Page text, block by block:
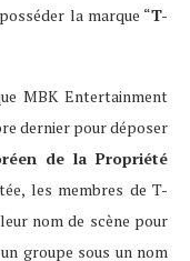
la marque “T-
MBK Entertainment
dernier pour déposer
de la Propriété
les membres de T-
nom de scène pour
groupe sous un nom